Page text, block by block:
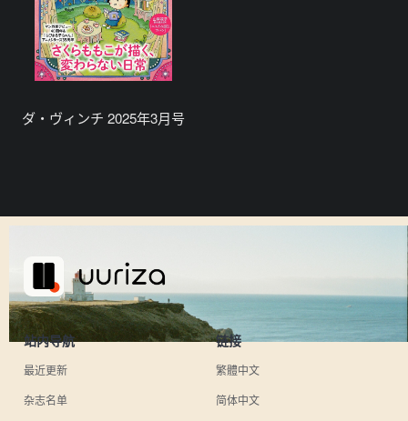
ダ・ヴィンチ 2025年3月号
站内导航
最近更新
杂志名单
链接
繁體中文
简体中文